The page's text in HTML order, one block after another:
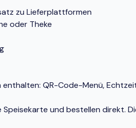
zu Lieferplattformen
oder Theke
QR-Code-Menü,
und bestellen